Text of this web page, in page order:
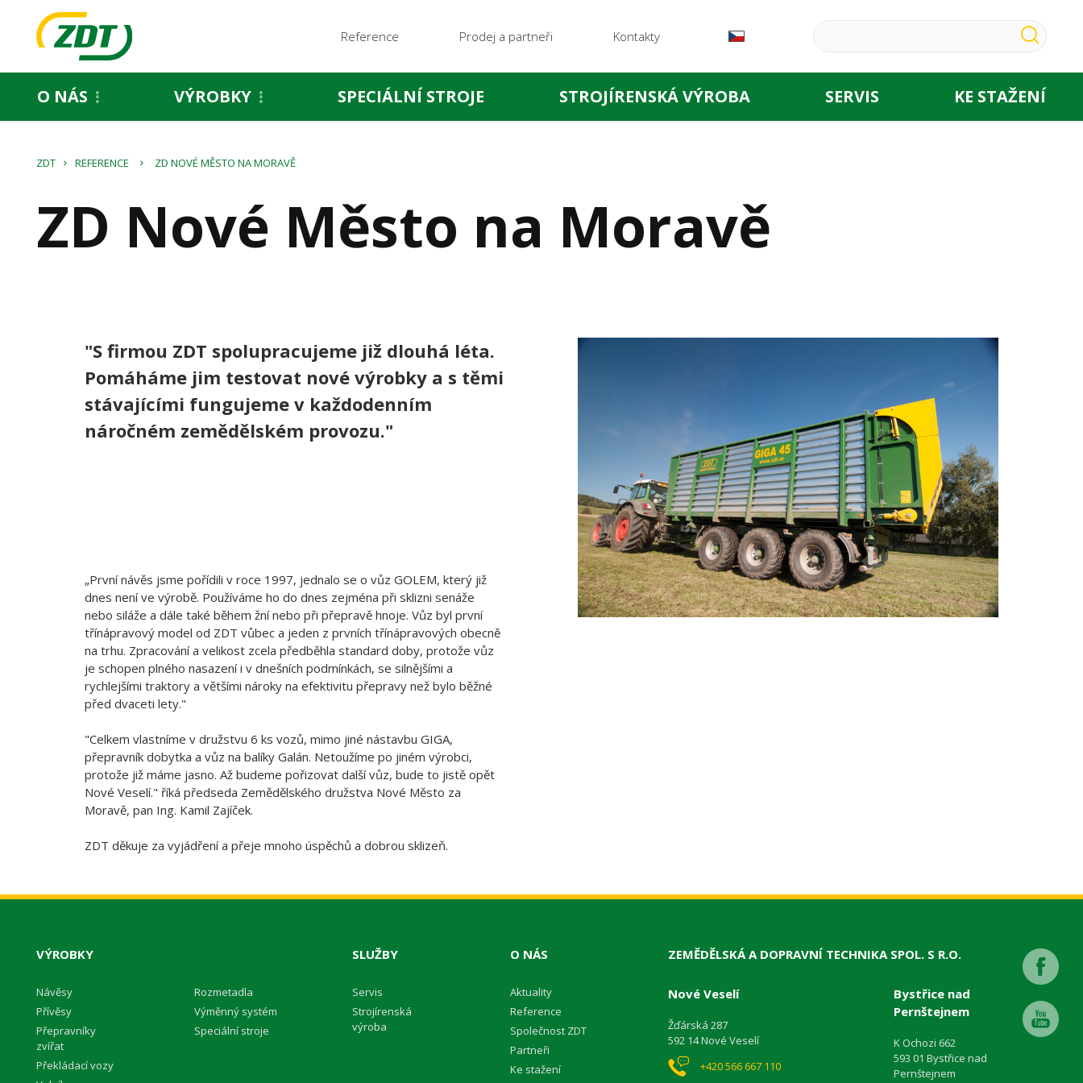
Reference Prodej a partneři Kontakty
O NÁS VÝROBKY SPECIÁLNÍ STROJE STROJÍRENSKÁ VÝROBA SERVIS KE STAŽENÍ
ZDT REFERENCE ZD NOVÉ MĚSTO NA MORAVĚ
ZD Nové Město na Moravě
"S firmou ZDT spolupracujeme již dlouhá léta.
Pomáháme jim testovat nové výrobky a s těmi
stávajícími fungujeme v každodenním
náročném zemědělském provozu."
„První návěs jsme pořídili v roce 1997, jednalo se o vůz GOLEM, který již
dnes není ve výrobě. Používáme ho do dnes zejména při sklizni senáže
nebo siláže a dále také během žní nebo při přepravě hnoje. Vůz byl první
třínápravový model od ZDT vůbec a jeden z prvních třínápravových obecně
na trhu. Zpracování a velikost zcela předběhla standard doby, protože vůz
je schopen plného nasazení i v dnešních podmínkách, se silnějšími a
rychlejšími traktory a většími nároky na efektivitu přepravy než bylo běžné
před dvaceti lety."
"Celkem vlastníme v družstvu 6 ks vozů, mimo jiné nástavbu GIGA,
přepravník dobytka a vůz na balíky Galán. Netoužíme po jiném výrobci,
protože již máme jasno. Až budeme pořizovat další vůz, bude to jistě opět
Nové Veselí." říká předseda Zemědělského družstva Nové Město za
Moravě, pan Ing. Kamil Zajíček.
ZDT děkuje za vyjádření a přeje mnoho úspěchů a dobrou sklizeň.
VÝROBKY
Návěsy
Přívěsy
Přepravníky
zvířat
Překládací vozy
Rozmetadla
Výměnný systém
Speciální stroje
SLUŽBY
Servis
Strojírenská
výroba
O NÁS
Aktuality
Reference
Společnost ZDT
Partneři
Ke stažení
ZEMĚDĚLSKÁ A DOPRAVNÍ TECHNIKA SPOL. S R.O.
Nové Veselí
Žďárská 287
592 14 Nové Veselí
+420 566 667 110
Bystřice nad
Pernštejnem
K Ochozi 662
593 01 Bystřice nad
Pernštejnem